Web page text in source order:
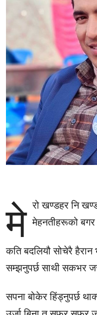
मे रो खण्डहर नि
मेहनतीहरूको बगर
कति बदलियौ सोचेरै
सम्झनुपर्छ साथी सकभर
सपना बोकेर हिंड्नुपर्छ